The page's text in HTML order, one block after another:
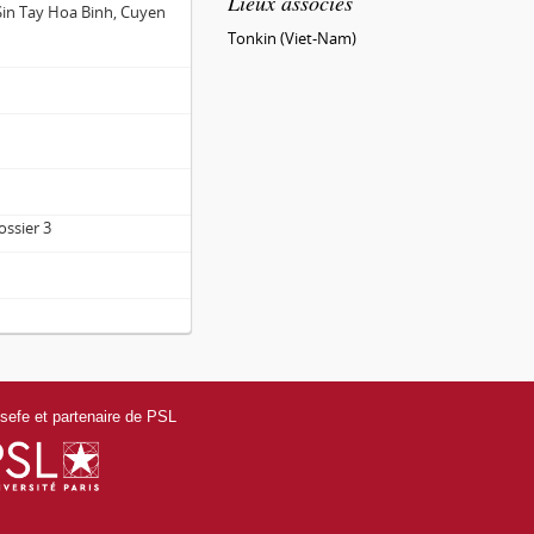
Tay Hoa Binh, Cuyen
3
Tonkin (Viet-Nam)
et partenaire de PSL